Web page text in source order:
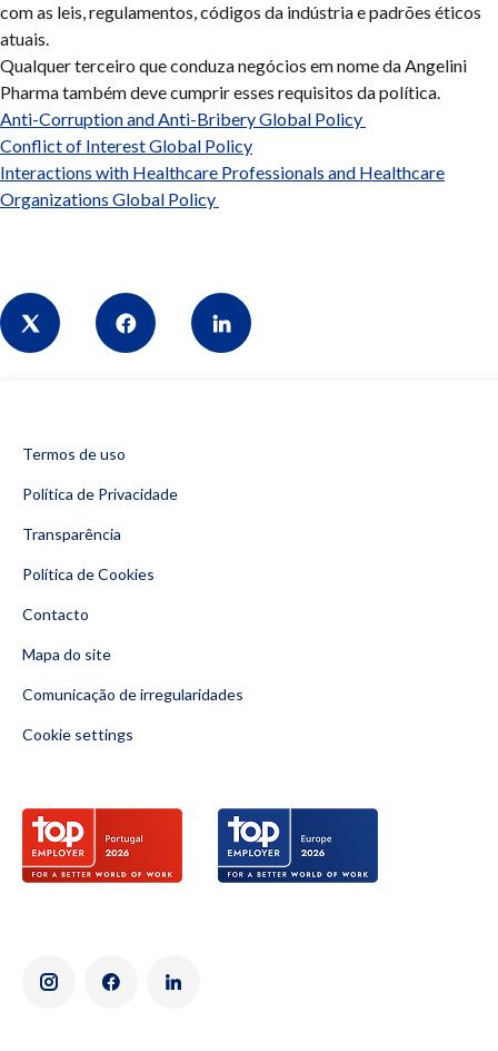
com as leis, regulamentos, códigos da indústria e padrões éticos
atuais.
Qualquer terceiro que conduza negócios em nome da Angelini
Pharma também deve cumprir esses requisitos da política.
Anti-Corruption and Anti-Bribery Global Policy
Conflict of Interest Global Policy
Interactions with Healthcare Professionals and Healthcare
Organizations Global Policy
Share
Termos de uso
Política de Privacidade
Transparência
Política de Cookies
Contacto
Mapa do site
Comunicação de irregularidades
Cookie settings